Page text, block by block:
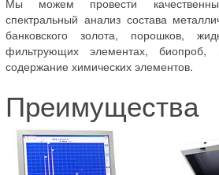
спектральный анализ состава
банковского золота, порошков,
фильтрующих элементах, биопроб,
содержание химических элементов.
Преимущества